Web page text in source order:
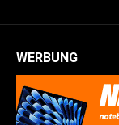
WERBUNG